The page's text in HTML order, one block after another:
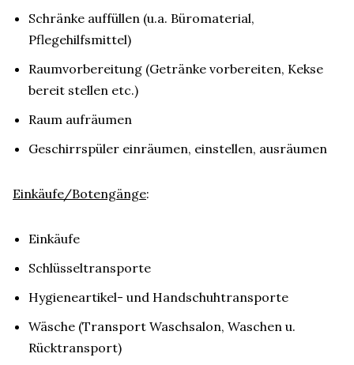
Schränke auffüllen (u.a. Büromaterial,
Pflegehilfsmittel)
Raumvorbereitung (Getränke vorbereiten, Kekse
bereit stellen etc.)
Raum aufräumen
Geschirrspüler einräumen, einstellen, ausräumen
Einkäufe/Botengänge:
Einkäufe
Schlüsseltransporte
Hygieneartikel- und Handschuhtransporte
Wäsche (Transport Waschsalon, Waschen u.
Rücktransport)